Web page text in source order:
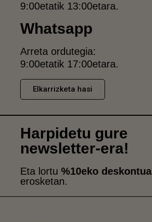
9:00etatik 13:00etara.
Whatsapp
Arreta ordutegia:
9:00etatik 17:00etara.
Elkarrizketa hasi
Harpidetu gure
newsletter-era!
Eta lortu %10eko deskontua
erosketan.